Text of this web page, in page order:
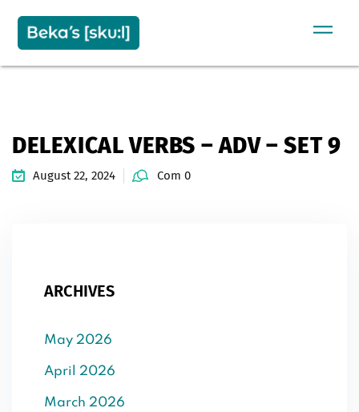
DELEXICAL VERBS – ADV – SET 9
August 22, 2024 Com 0
ARCHIVES
May 2026
April 2026
March 2026
Sign in
Already have an account?